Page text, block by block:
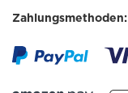
Zahlungsmethoden: